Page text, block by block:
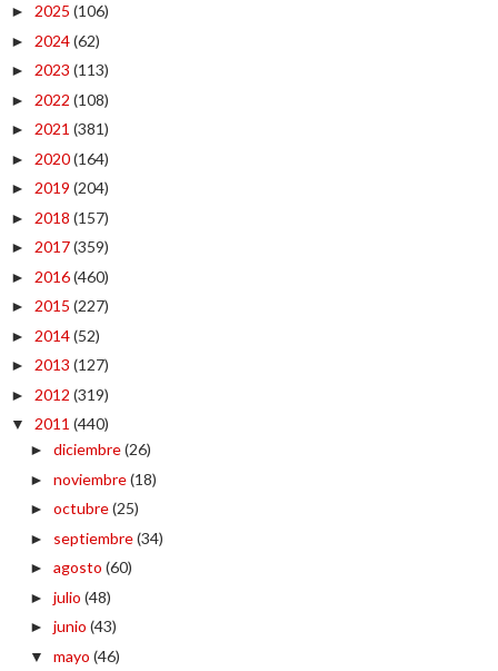
► 2025 (106)
► 2024(62)
► 2023 (113)
► 2022 (108)
► 2021 (381)
► 2020(164)
► 2019 (204)
► 2018 (157)
► 2017(359)
► 2016(460)
► 2015 (227)
► 2014(52)
► 2013 (127)
► 2012 (319)
▼ 2011 (440)
► diciembre(26)
► noviembre(18)
► octubre(25)
► septiembre(34)
► agosto (60)
► julio (48)
► junio (43)
▼ mayo (46)